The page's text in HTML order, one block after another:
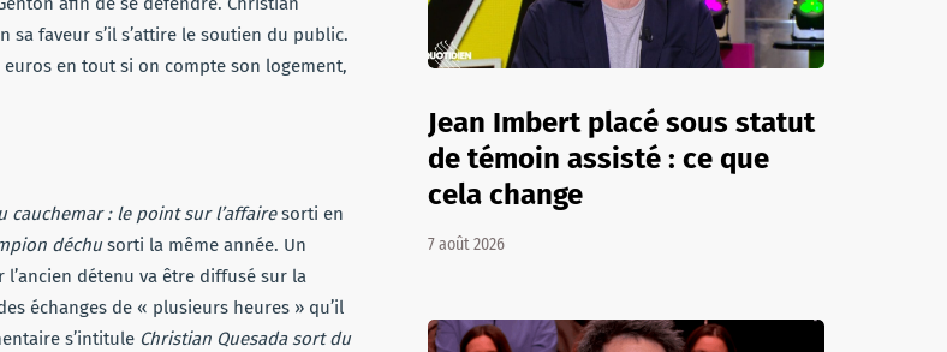
faveur s’il s’attire le soutien du public.
euros en tout si on compte son logement,
cauchemar : le point sur l’affairesorti en
déchusorti la même année. Un
détenu va être diffusé sur la
échanges de « plusieurs heures » qu’il
s’intitule Christian Quesada sort du
Jean Imbert placé sous statut
de témoin assisté : ce que
cela change
7 août 2026